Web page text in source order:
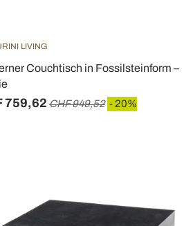
LIVING
Couchtisch in Fossilsteinform –
759,62 CHF 949,52 - 20%